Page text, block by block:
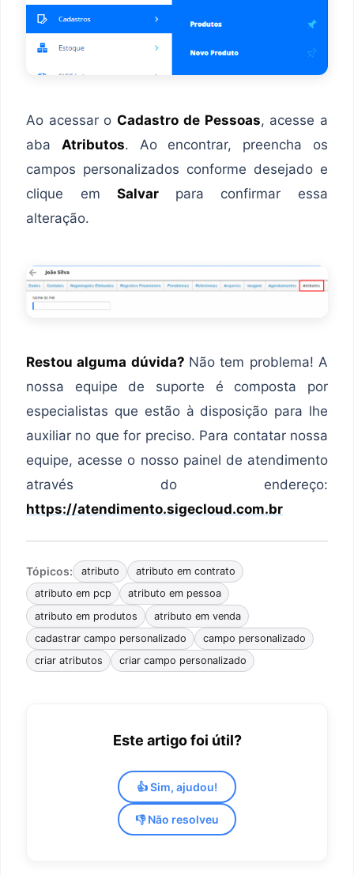
Ao acessar oCadastro de Pessoas, acesse a
aba Atributos. Ao encontrar, preencha os
campos personalizados conforme desejado e
clique emSalvar para confirmar essa
alteração.
Restou alguma dúvida? Não tem problema! A
nossa equipe de suporte é composta por
especialistas que estão à disposição para lhe
auxiliar no que for preciso. Para contatar nossa
equipe, acesse o nosso painel de atendimento
através do endereço:
https://atendimento.sigecloud.com.br
Tópicos: atributo
atributo em contrato
atributo em pcp
atributo em pessoa
atributo em produtos
atributo em venda
cadastrar campo personalizado
campo personalizado
criar atributos
criar campo personalizado
Este artigo foi útil?
👍 Sim, ajudou!
👎 Não resolveu